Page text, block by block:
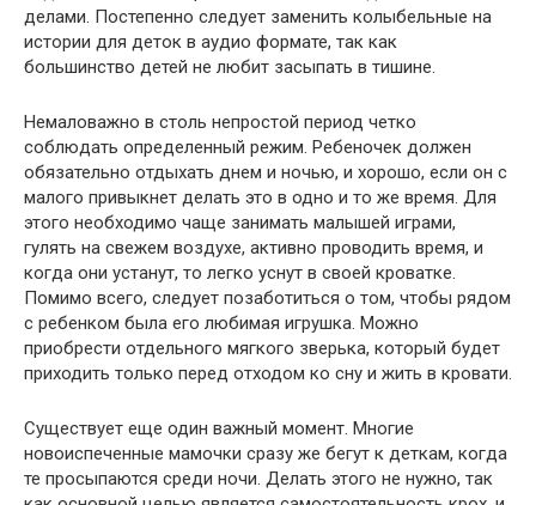
делами. Постепенно следует заменить колыбельные на
истории для деток в аудио формате, так как
большинство детей не любит засыпать в тишине.
Немаловажно в столь непростой период четко
соблюдать определенный режим. Ребеночек должен
обязательно отдыхать днем и ночью, и хорошо, если он с
малого привыкнет делать это в одно и то же время. Для
этого необходимо чаще занимать малышей играми,
гулять на свежем воздухе, активно проводить время, и
когда они устанут, то легко уснут в своей кроватке.
Помимо всего, следует позаботиться о том, чтобы рядом
с ребенком была его любимая игрушка. Можно
приобрести отдельного мягкого зверька, который будет
приходить только перед отходом ко сну и жить в кровати.
Существует еще один важный момент. Многие
новоиспеченные мамочки сразу же бегут к деткам, когда
те просыпаются среди ночи. Делать этого не нужно, так